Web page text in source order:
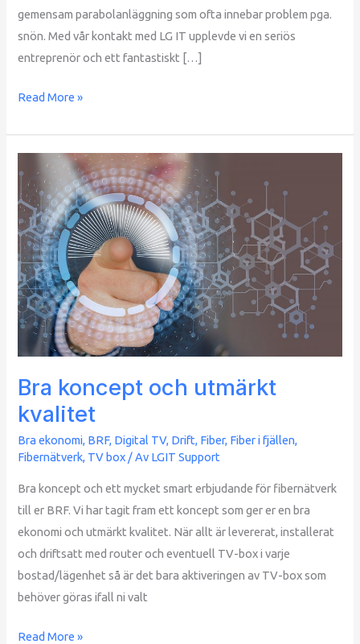
gemensam parabolanläggning som ofta innebar problem pga.
snön. Med vår kontakt med LG IT upplevde vi en seriös
entreprenör och ett fantastiskt […]
Read More »
Bra koncept och utmärkt
kvalitet
Bra ekonomi, BRF, Digital TV, Drift, Fiber, Fiber i fjällen,
Fibernätverk, TV box / Av LGIT Support
Bra koncept och ett mycket smart erbjudande för fibernätverk
till er BRF. Vi har tagit fram ett koncept som ger er en bra
ekonomi och utmärkt kvalitet. När allt är levererat, installerat
och driftsatt med router och eventuell TV-box i varje
bostad/lägenhet så är det bara aktiveringen av TV-box som
behöver göras ifall ni valt
koncept
och
utmärkt
kvalitet
Read More »